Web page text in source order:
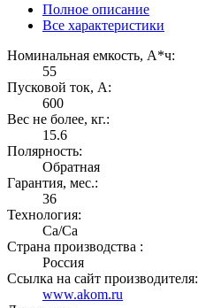
Полное описание
Все характеристики
Номинальная емкость, А*ч:
55
Пусковой ток, А:
600
Вес не более, кг.:
15.6
Полярность:
Обратная
Гарантия, мес.:
36
Технология:
Са/Са
Страна производства :
Россия
Ссылка на сайт производителя:
www.akom.ru